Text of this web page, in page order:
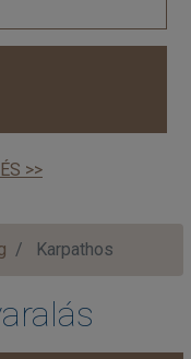
>>
Karpathos